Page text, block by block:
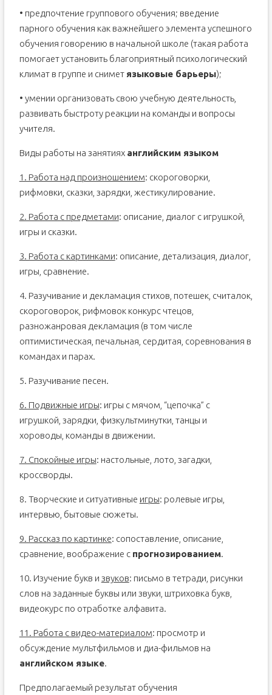
• предпочтение группового обучения; введение
парного обучения как важнейшего элемента успешного
обучения говорению в начальной школе (такая работа
помогает установить благоприятный психологический
климат в группе и снимет языковые барьеры);
• умении организовать свою учебную деятельность,
развивать быстроту реакции на команды и вопросы
учителя.
Виды работы на занятиях английским языком
1. Работа над произношением: скороговорки,
рифмовки, сказки, зарядки, жестикулирование.
2. Работа с предметами: описание, диалог с игрушкой,
игры и сказки.
3. Работа с картинками: описание, детализация, диалог,
игры, сравнение.
4. Разучивание и декламация стихов, потешек, считалок,
скороговорок, рифмовок конкурс чтецов,
разножанровая декламация (в том числе
оптимистическая, печальная, сердитая, соревнования в
командах и парах.
5. Разучивание песен.
6. Подвижные игры: игры с мячом, “цепочка” с
игрушкой, зарядки, физкультминутки, танцы и
хороводы, команды в движении.
7. Спокойные игры: настольные, лото, загадки,
кроссворды.
8. Творческие и ситуативные игры: ролевые игры,
интервью, бытовые сюжеты.
9. Рассказ по картинке: сопоставление, описание,
сравнение, воображение с прогнозированием.
10. Изучение букв и звуков: письмо в тетради, рисунки
слов на заданные буквы или звуки, штриховка букв,
видеокурс по отработке алфавита.
11. Работа с видео-материалом: просмотр и
обсуждение мультфильмов и диа-фильмов на
английском языке.
Предполагаемый результат обучения